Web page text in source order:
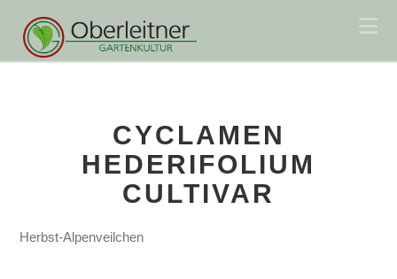
CYCLAMEN
HEDERIFOLIUM
CULTIVAR
Herbst-Alpenveilchen